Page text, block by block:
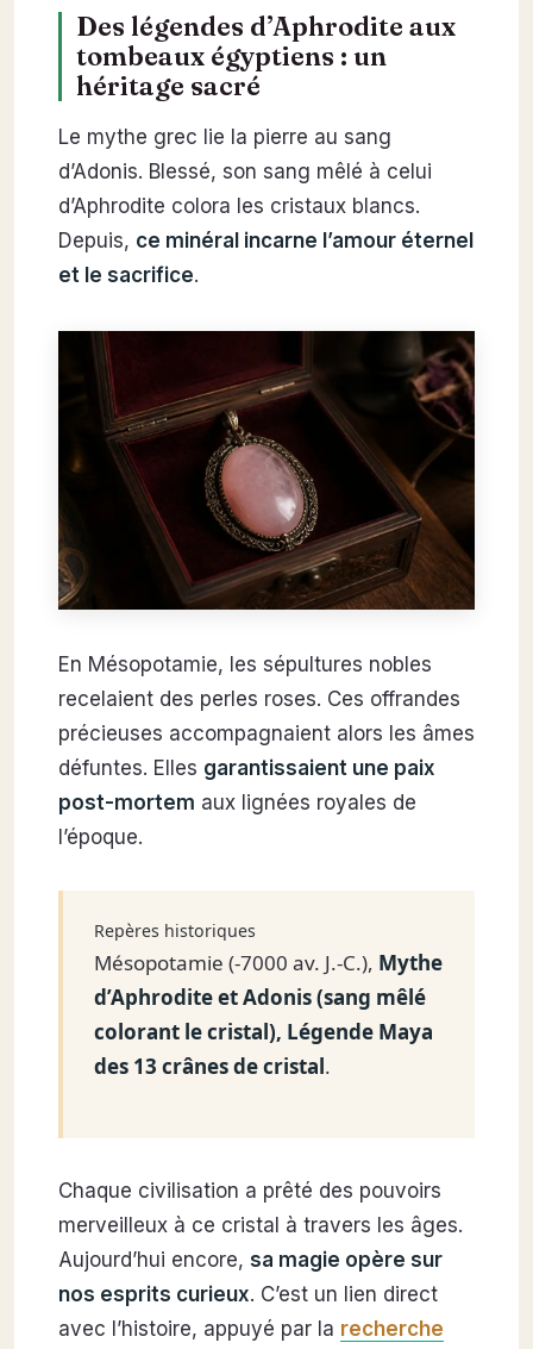
Des légendes d’Aphrodite aux
tombeaux égyptiens : un
héritage sacré
Le mythe grec lie la pierre au sang
d’Adonis. Blessé, son sang mêlé à celui
d’Aphrodite colora les cristaux blancs.
Depuis, ce minéral incarne l’amour éternel
et le sacrifice.
En Mésopotamie, les sépultures nobles
recelaient des perles roses. Ces offrandes
précieuses accompagnaient alors les âmes
défuntes. Elles garantissaient une paix
post-mortem aux lignées royales de
l’époque.
Repères historiques
Mésopotamie (-7000 av. J.-C.), Mythe
d’Aphrodite et Adonis (sang mêlé
colorant le cristal), Légende Maya
des 13 crânes de cristal.
Chaque civilisation a prêté des pouvoirs
merveilleux à ce cristal à travers les âges.
Aujourd’hui encore, sa magie opère sur
nos esprits curieux. C’est un lien direct
avec l’histoire, appuyé par la recherche